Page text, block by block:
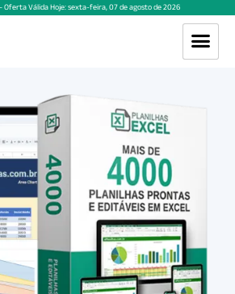
Oferta Válida Hoje:sexta-feira,07deagostode2026